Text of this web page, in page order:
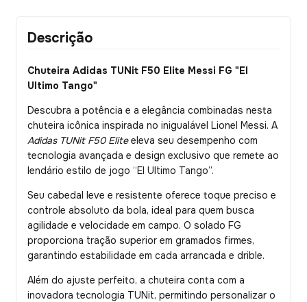
Descrição
Chuteira Adidas TUNit F50 Elite Messi FG "El
Ultimo Tango"
Descubra a potência e a elegância combinadas nesta
chuteira icônica inspirada no inigualável Lionel Messi. A
Adidas TUNit F50 Eliteeleva seu desempenho com
tecnologia avançada e design exclusivo que remete ao
lendário estilo de jogo “El Ultimo Tango”.
Seu cabedal leve e resistente oferece toque preciso e
controle absoluto da bola, ideal para quem busca
agilidade e velocidade em campo. O solado FG
proporciona tração superior em gramados firmes,
garantindo estabilidade em cada arrancada e drible.
Além do ajuste perfeito, a chuteira conta com a
inovadora tecnologia TUNit, permitindo personalizar o